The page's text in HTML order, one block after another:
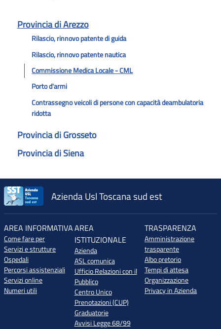
Provincia di Arezzo
Rilascio, rinnovo patente di guida
Rilascio, rinnovo patente nautica
Commissione Medica Locale - CML
Porto d'armi
Contrassegno veicoli di persone con capacità deambulatoria
ridotta
Provincia di Grosseto
Provincia di Siena
Azienda Usl Toscana sud est
AREA INFORMATIVA
Come fare per
Servizi e strutture
Ospedali
Percorsi assistenziali
Servizi online
Numeri utili
AREA
ISTITUZIONALE
Azienda
ASL comunica
Ufficio Relazioni con il
Pubblico
Centro Unico
Prenotazioni (CUP)
Graduatorie
Avvisi Legge 68/99
TRASPARENZA
Amministrazione
trasparente
Albo pretorio
Tempi di attesa
Organizzazione
Privacy in Azienda